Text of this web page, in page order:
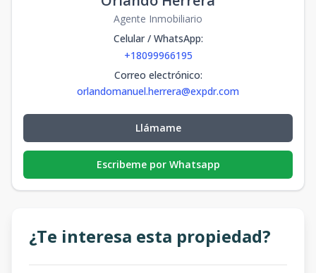
Agente Inmobiliario
Celular / WhatsApp:
+18099966195
Correo electrónico:
orlandomanuel.herrera@expdr.com
Llámame
Escribeme por Whatsapp
¿Te interesa esta propiedad?